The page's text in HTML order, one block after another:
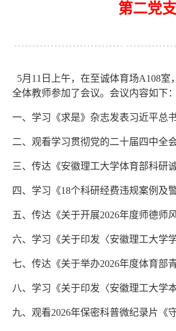
第二党
5月11日上午，在至诚体育场A108
全体教师参加了会议。会议内容如下：
一、学习《求是》杂志发表习近平总
二、观看学习贯彻党的二十届四中全
三、传达《安徽理工大学体育部科研
四、学习《18个科研经费违规案例及警
五、传达《关于开展2026年度师德师
六、学习《关于印发〈安徽理工大学
七、传达《关于举办2026年度体育部
八、学习《关于印发〈安徽理工大学
九、观看2026年保密科普微纪录片《